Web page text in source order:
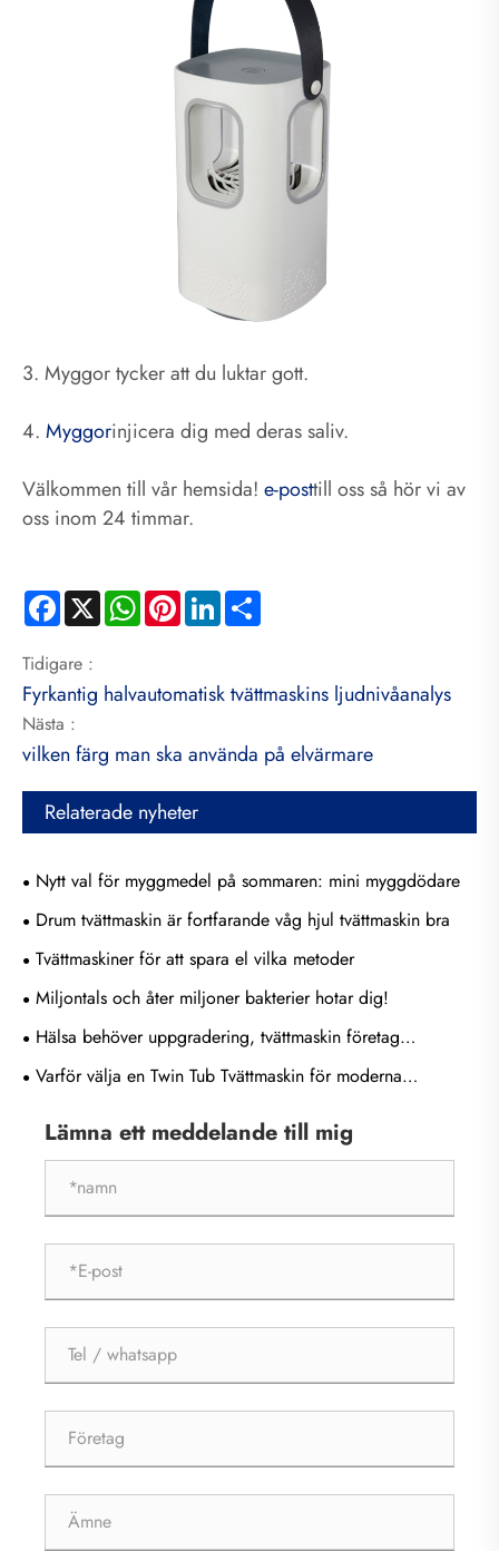
3. Myggor tycker att du luktar gott.
4. Myggorinjicera dig med deras saliv.
Välkommen till vår hemsida! e-posttill oss så hör vi av
oss inom 24 timmar.
Facebook
X WhatsApp
PinterestLinkedIn
Tidigare :
Fyrkantig halvautomatisk tvättmaskins ljudnivåanalys
Nästa :
vilken färg man ska använda på elvärmare
Relaterade nyheter
Nytt val för myggmedel på sommaren: mini myggdödare
Drum tvättmaskin är fortfarande våg hjul tvättmaskin bra
Tvättmaskiner för att spara el vilka metoder
Miljontals och åter miljoner bakterier hotar dig!
Hälsa behöver uppgradering, tvättmaskin företag
genombrottspunkt klassificeras tvätt vård?
Varför välja en Twin Tub Tvättmaskin för moderna
Lämna ett meddelande till mig